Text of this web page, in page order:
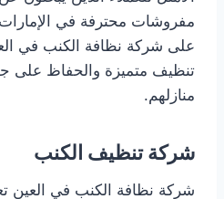
مفروشات محترفة في الإمارات.
على شركة نظافة الكنب في
تنظيف متميزة والحفاظ على
منازلهم.
شركة تنظيف الكنب
شركة نظافة الكنب في العين